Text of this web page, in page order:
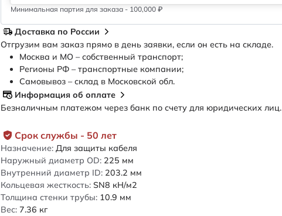
Срок службы - 50 лет
Назначение: Для защиты кабеля
Наружный диаметр OD: 225 мм
Внутренний диаметр ID: 203.2 мм
Кольцевая жесткость: SN8 кН/м2
Толщина стенки трубы: 10.9 мм
Вес: 7.36 кг
Минимальная партия для заказа - 100,000 ₽
Доставка по России
Отгрузим вам заказ прямо в день заявки, если он есть на складе.
Москва и МО – собственный транспорт;
Регионы РФ – транспортные компании;
Самовывоз – склад в Московской обл.
Информация об оплате
Безналичным платежом через банк по счету для юридических лиц.